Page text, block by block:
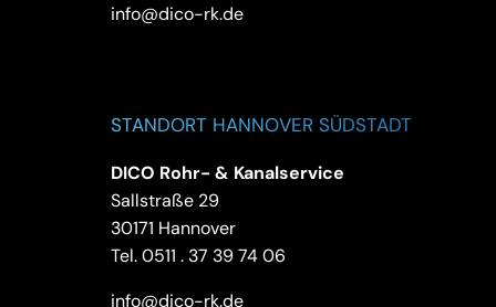
info@dico-rk.de
STANDORT HANNOVER SÜDSTADT
DICO Rohr- & Kanalservice
Sallstraße 29
30171 Hannover
Tel.0511 . 37 39 74 06
info@dico-rk.de